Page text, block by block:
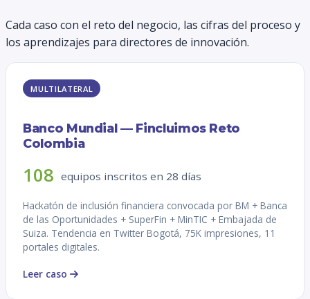
Cada caso con el reto del negocio, las cifras del proceso y
los aprendizajes para directores de innovación.
MULTILATERAL
Banco Mundial — Fincluimos Reto
Colombia
108 equipos inscritos en 28 días
Hackatón de inclusión financiera convocada por BM + Banca
de las Oportunidades + SuperFin + MinTIC + Embajada de
Suiza. Tendencia en Twitter Bogotá, 75K impresiones, 11
portales digitales.
Leer caso